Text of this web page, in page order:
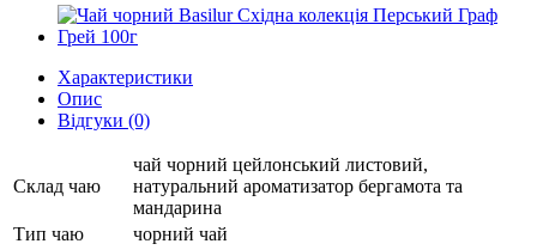
Характеристики
Опис
Відгуки (0)
Склад чаю
чай чорний цейлонський листовий,
натуральний ароматизатор бергамота та
мандарина
Тип чаю
чорний чай